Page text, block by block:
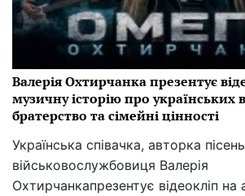
Валерія Охтирчанка презентує
музичну історію про українських
братерство та сімейні цінності
Українська співачка, авторка
військовослужбовиця Валерія
Охтирчанкапрезентує відеокліп на